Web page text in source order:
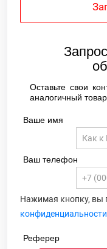
Оставьте свои
аналогичный товар
Ваше имя
Ваш телефон
Нажимая кнопку, вы
конфиденциальности
Реферер